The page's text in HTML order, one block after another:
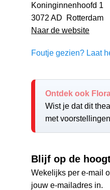
Koninginnenhoofd 1
3072 AD Rotterdam
Naar de website
Foutje gezien? Laat
Ontdek ook
Wist je dat dit
met
Blijf op de
Wekelijks per e-mail
jouw e-mailadres in.